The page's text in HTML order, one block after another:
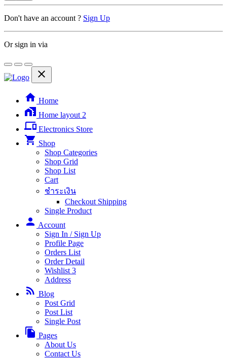
Don't have an account ? Sign Up
Or sign in via
close
home Home
home_work Home layout 2
phonelink Electronics Store
shopping_cart Shop
Shop Categories
Shop Grid
Shop List
Cart
ชำระเงิน
Checkout Shipping
Single Product
person Account
Sign In / Sign Up
Profile Page
Orders List
Order Detail
Wishlist 3
Address
rss_feed Blog
Post Grid
Post List
Single Post
file_copy Pages
About Us
Contact Us